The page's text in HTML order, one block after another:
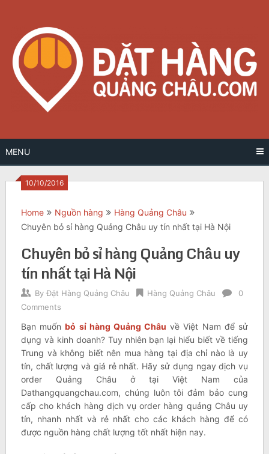
content
MENU
10/10/2016
Home Nguồn hàng
Hàng Quảng Châu
Chuyên bỏ sỉ hàng Quảng Châu uy tín nhất tại Hà Nội
Chuyên bỏ sỉ hàng Quảng Châu uy
tín nhất tại Hà Nội
By Đặt Hàng Quảng Châu Hàng Quảng Châu
0
Comments
Bạn muốnbỏ sỉ hàng Quảng Châu về Việt Nam để sử
dụng và kinh doanh? Tuy nhiên bạn lại hiểu biết về tiếng
Trung và không biết nên mua hàng tại địa chỉ nào là uy
tín, chất lượng và giá rẻ nhất. Hãy sử dụng ngay dịch vụ
order Quảng Châu ở tại Việt Nam của
Dathangquangchau.com, chúng luôn tôi đảm bảo cung
cấp cho khách hàng dịch vụ order hàng quảng Châu uy
tín, nhanh nhất và rẻ nhất cho các khách hàng để có
được nguồn hàng chất lượng tốt nhất hiện nay.